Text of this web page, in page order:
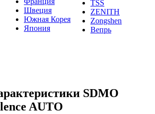
TSS
ZENITH
Zongshen
Вепрь
Швеция
Южная Корея
Япония
SDMO
AUTO